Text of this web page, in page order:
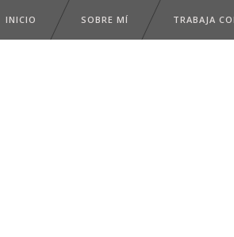
INICIO SOBRE MÍ TRABAJA